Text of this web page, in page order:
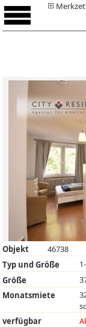
Objekt
46738
Typ und Größe
Größe
Monatsmiete
verfügbar